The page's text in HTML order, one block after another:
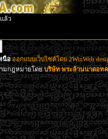
ล้ว
นือออกแบบเว็บไซต์โดย 2WinWeb
ามกฎหมายโดยบริษัท พระล้านนาดอท